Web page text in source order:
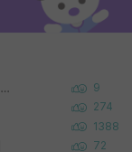
Korea University 수학, 컴퓨터과학 이학사, UC Berkeley 산업공학 대학원 공학박사가 되는 것은 쉽지 않겠죠? 9
274
1388
72